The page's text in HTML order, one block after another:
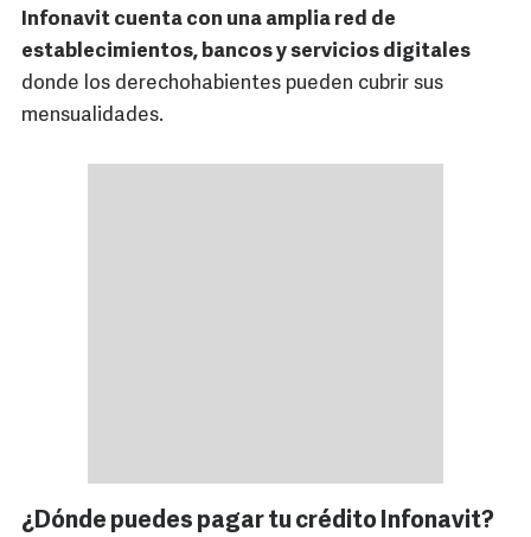
Infonavit cuenta con una amplia red de
establecimientos, bancos y servicios digitales
donde los derechohabientes pueden cubrir sus
mensualidades.
¿Dónde puedes pagar tu crédito Infonavit?